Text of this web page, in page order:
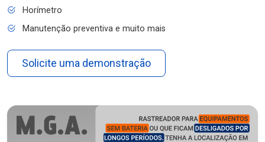
Horímetro
Manutenção preventiva e muito mais
Solicite uma demonstração